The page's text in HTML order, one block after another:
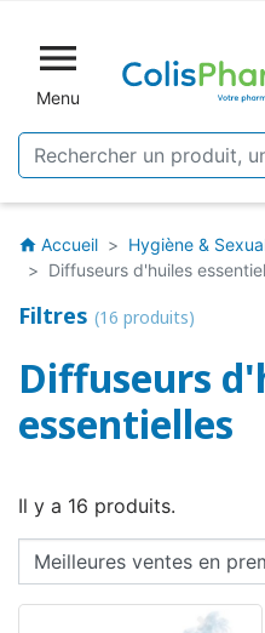

Menu
home Accueil Hygiène &
Diffuseurs d'huiles
Filtres (16 produits)
Diffuseurs
essentielles
Il y a 16 produits.